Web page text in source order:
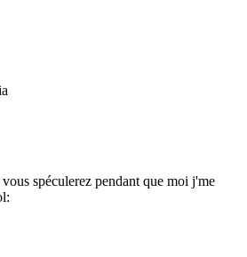
spéculerez pendant que moi j'me